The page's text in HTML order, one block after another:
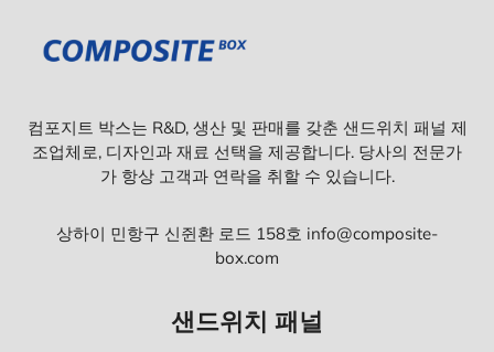
야
컴포지트 박스는 R&D, 생산 및 판매를 갖춘 샌드위치 패널 제
조업체로, 디자인과 재료 선택을 제공합니다. 당사의 전문가
가 항상 고객과 연락을 취할 수 있습니다.
상하이 민항구 신쥔환 로드 158호 info@composite-
box.com
샌드위치 패널